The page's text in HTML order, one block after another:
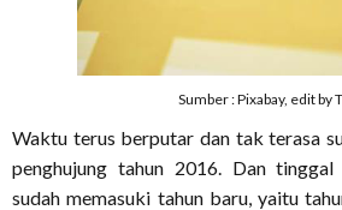
Sumber : Pixabay, edit by
Waktu terus berputar dan tak terasa
penghujung tahun 2016. Dan
sudah memasuki tahun baru, yaitu